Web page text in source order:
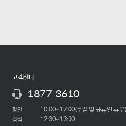
고객센터
1877-3610
평일 10:00~17:00(주말 및 공휴일 휴무)
점심 12:30~13:30